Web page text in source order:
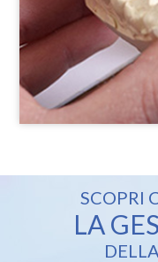
SCOPRI
LA